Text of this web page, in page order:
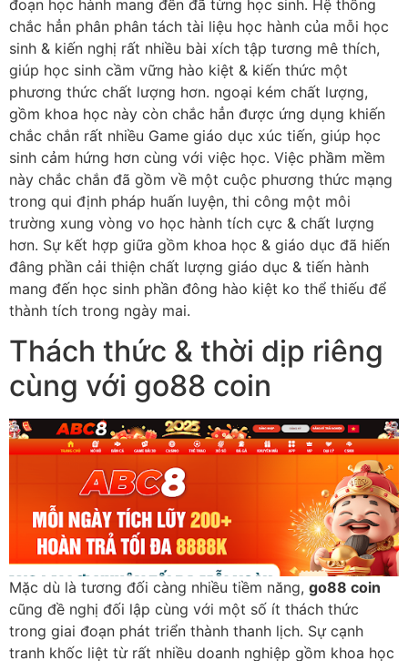
đoạn học hành mang đến đã từng học sinh. Hệ thống
chắc hẳn phân phân tách tài liệu học hành của mỗi học
sinh & kiến nghị rất nhiều bài xích tập tương mê thích,
giúp học sinh cầm vững hào kiệt & kiến thức một
phương thức chất lượng hơn. ngoại kém chất lượng,
gồm khoa học này còn chắc hẳn được ứng dụng khiến
chắc chắn rất nhiều Game giáo dục xúc tiến, giúp học
sinh cảm hứng hơn cùng với việc học. Việc phầm mềm
này chắc chắn đã gồm về một cuộc phương thức mạng
trong qui định pháp huấn luyện, thi công một môi
trường xung vòng vo học hành tích cực & chất lượng
hơn. Sự kết hợp giữa gồm khoa học & giáo dục đã hiến
đâng phần cải thiện chất lượng giáo dục & tiến hành
mang đến học sinh phần đông hào kiệt ko thể thiếu để
thành tích trong ngày mai.
Thách thức & thời dịp riêng
cùng với go88 coin
Mặc dù là tương đối càng nhiều tiềm năng, go88 coin
cũng đề nghị đối lập cùng với một số ít thách thức
trong giai đoạn phát triển thành thanh lịch. Sự cạnh
tranh khốc liệt từ rất nhiều doanh nghiệp gồm khoa học